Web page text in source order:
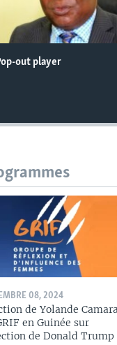
out player
08, 2024
de Yolande
en Guinée sur
de Donald Trump